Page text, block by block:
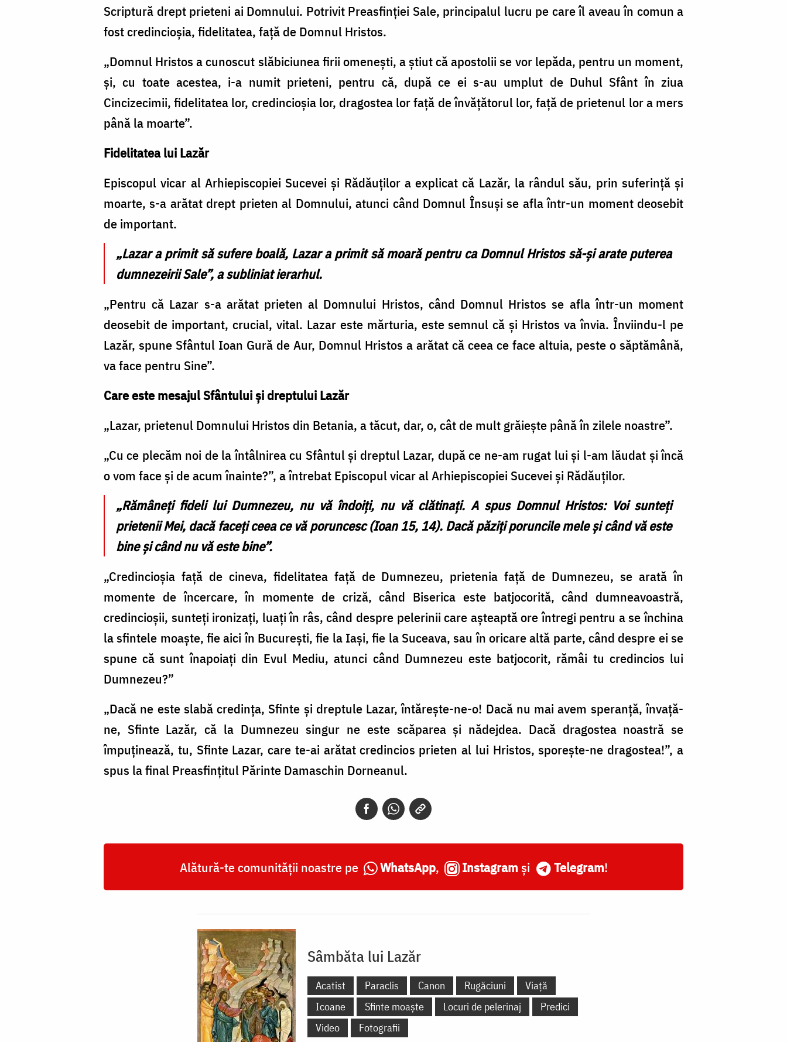
Scriptură drept prieteni ai Domnului. Potrivit Preasfinției Sale, principalul lucru pe care îl aveau în comun a
fost credincioșia, fidelitatea, față de Domnul Hristos.
„Domnul Hristos a cunoscut slăbiciunea firii omenești, a știut că apostolii se vor lepăda, pentru un moment,
și, cu toate acestea, i-a numit prieteni, pentru că, după ce ei s-au umplut de Duhul Sfânt în ziua
Cincizecimii, fidelitatea lor, credincioșia lor, dragostea lor față de învățătorul lor, față de prietenul lor a mers
până la moarte”.
Fidelitatea lui Lazăr
Episcopul vicar al Arhiepiscopiei Sucevei și Rădăuților a explicat că Lazăr, la rândul său, prin suferință și
moarte, s-a arătat drept prieten al Domnului, atunci când Domnul Însuși se afla într-un moment deosebit
de important.
„Lazar a primit să sufere boală, Lazar a primit să moară pentru ca Domnul Hristos să-și arate puterea
dumnezeirii Sale”, a subliniat ierarhul.
„Pentru că Lazar s-a arătat prieten al Domnului Hristos, când Domnul Hristos se afla într-un moment
deosebit de important, crucial, vital. Lazar este mărturia, este semnul că și Hristos va învia. Înviindu-l pe
Lazăr, spune Sfântul Ioan Gură de Aur, Domnul Hristos a arătat că ceea ce face altuia, peste o săptămână,
va face pentru Sine”.
Care este mesajul Sfântului și dreptului Lazăr
„Lazar, prietenul Domnului Hristos din Betania, a tăcut, dar, o, cât de mult grăiește până în zilele noastre”.
„Cu ce plecăm noi de la întâlnirea cu Sfântul și dreptul Lazar, după ce ne-am rugat lui și l-am lăudat și încă
o vom face și de acum înainte?”, a întrebat Episcopul vicar al Arhiepiscopiei Sucevei și Rădăuților.
„Rămâneți fideli lui Dumnezeu, nu vă îndoiți, nu vă clătinați. A spus Domnul Hristos: Voi sunteţi
prietenii Mei, dacă faceți ceea ce vă poruncesc (Ioan 15, 14). Dacă păziți poruncile mele și când vă este
bine și când nu vă este bine”.
„Credincioșia față de cineva, fidelitatea față de Dumnezeu, prietenia față de Dumnezeu, se arată în
momente de încercare, în momente de criză, când Biserica este batjocorită, când dumneavoastră,
credincioșii, sunteți ironizați, luați în râs, când despre pelerinii care așteaptă ore întregi pentru a se închina
la sfintele moaște, fie aici în București, fie la Iași, fie la Suceava, sau în oricare altă parte, când despre ei se
spune că sunt înapoiați din Evul Mediu, atunci când Dumnezeu este batjocorit, rămâi tu credincios lui
Dumnezeu?”
„Dacă ne este slabă credința, Sfinte și dreptule Lazar, întărește-ne-o! Dacă nu mai avem speranță, învață-
ne, Sfinte Lazăr, că la Dumnezeu singur ne este scăparea și nădejdea. Dacă dragostea noastră se
împuținează, tu, Sfinte Lazar, care te-ai arătat credincios prieten al lui Hristos, sporește-ne dragostea!”, a
spus la final Preasfințitul Părinte Damaschin Dorneanul.
Alătură-te comunității noastre pe WhatsApp, Instagram și Telegram!
Sâmbăta lui Lazăr
Acatist Paraclis Canon Rugăciuni
Viață
Icoane
Sfinte moaște Locuri de pelerinaj
Predici
Video
Fotografii